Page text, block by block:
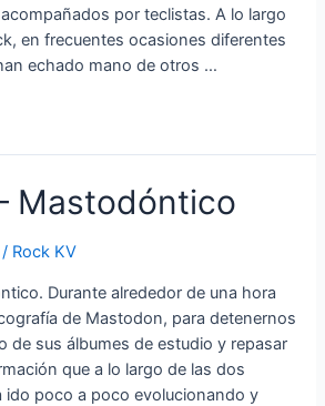
por teclistas. A lo largo
en frecuentes ocasiones diferentes
echado mano de otros …
Mastodóntico
/ Rock KV
Durante alrededor de una hora
de Mastodon, para detenernos
de sus álbumes de estudio y repasar
que a lo largo de las dos
ido poco a poco evolucionando y